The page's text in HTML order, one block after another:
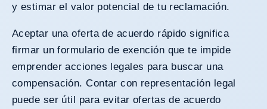
y estimar el valor potencial de tu reclamación.
Aceptar una oferta de acuerdo rápido significa
firmar un formulario de exención que te impide
emprender acciones legales para buscar una
compensación. Contar con representación legal
puede ser útil para evitar ofertas de acuerdo